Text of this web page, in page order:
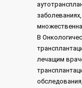
В
лечащим